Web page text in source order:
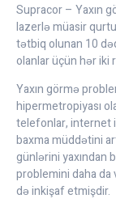
Supracor – Yaxın
lazerlə müasir
tətbiq olunan 10
olanlar üçün hər iki
Yaxın görmə
hipermetropiyası
telefonlar, internet
baxma müddətini
günlərini yaxından
problemini daha da
də inkişaf etmişdir.